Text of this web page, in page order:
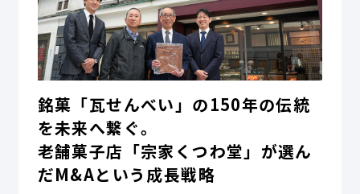
銘菓「瓦せんべい」の150年の伝統
を未来へ繋ぐ。
老舗菓子店「宗家くつわ堂」が選ん
だM&Aという成長戦略